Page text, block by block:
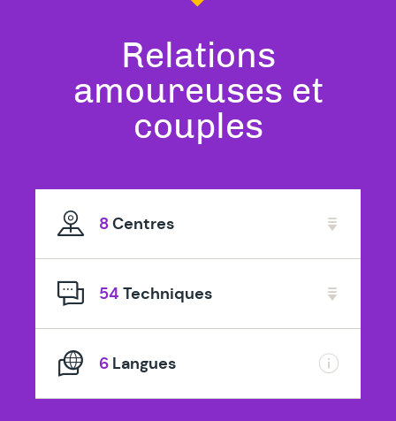
Tous
nos
thérapeutes
en
Relations
amoureuses et
couples
8Centres
54 Techniques
6 Langues